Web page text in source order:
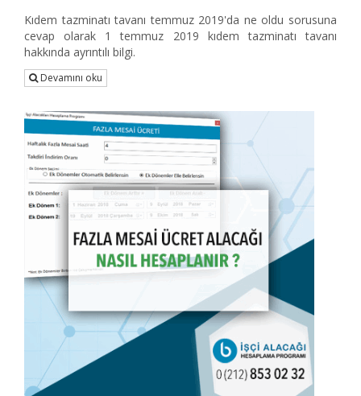
Kıdem tazminatı tavanı temmuz 2019'da ne oldu sorusuna
cevap olarak 1 temmuz 2019 kıdem tazminatı tavanı
hakkında ayrıntılı bilgi.
Devamını oku